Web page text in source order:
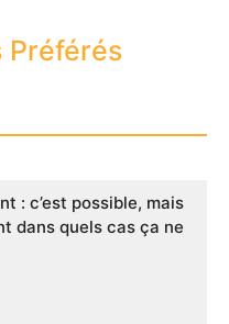
Préférés
: c’est possible, mais
dans quels cas ça ne